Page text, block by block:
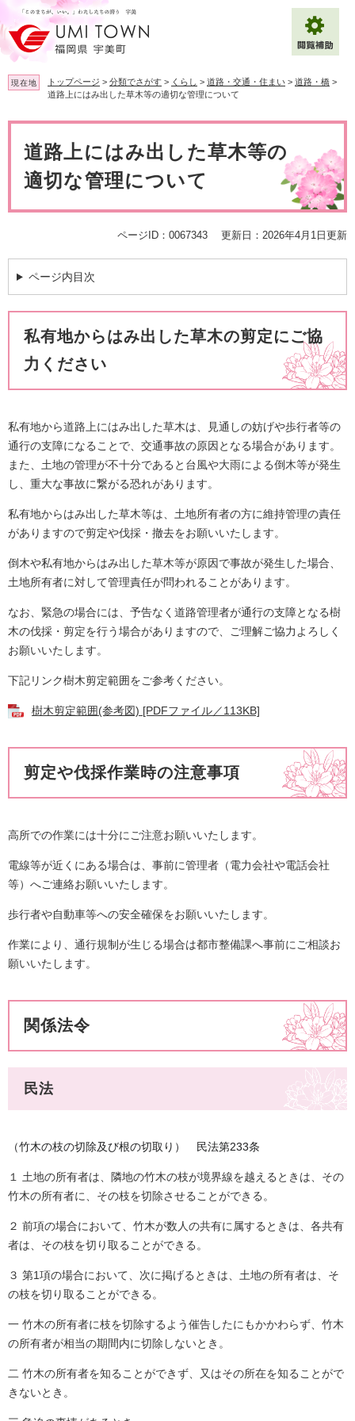
ー
ジ
の
先
頭
す
ニ
ュ
ー
を
飛
し
文字サイズ 標準 拡大
背景色変更 白 黒 青
Multilingual（English・中文・한글）
現在地 トップページ > 分類でさがす > くらし > 道路・交通・住まい > 道路・橋 >
道路上にはみ出した草木等の適切な管理について
道路上にはみ出した草木等の
適切な管理について
ページID：0067343 更新日：2026年4月1日更新
ページ内目次
私有地からはみ出した草木の剪定にご協
力ください
私有地から道路上にはみ出した草木は、見通しの妨げや歩行者等の
通行の支障になることで、交通事故の原因となる場合があります。
また、土地の管理が不十分であると台風や大雨による倒木等が発生
し、重大な事故に繋がる恐れがあります。
私有地からはみ出した草木等は、土地所有者の方に維持管理の責任
がありますので剪定や伐採・撤去をお願いいたします。
倒木や私有地からはみ出した草木等が原因で事故が発生した場合、
土地所有者に対して管理責任が問われることがあります。
なお、緊急の場合には、予告なく道路管理者が通行の支障となる樹
木の伐採・剪定を行う場合がありますので、ご理解ご協力よろしく
お願いいたします。
下記リンク樹木剪定範囲をご参考ください。
樹木剪定範囲(参考図) [PDFファイル／113KB]
剪定や伐採作業時の注意事項
高所での作業には十分にご注意お願いいたします。
電線等が近くにある場合は、事前に管理者（電力会社や電話会社
等）へご連絡お願いいたします。
歩行者や自動車等への安全確保をお願いいたします。
作業により、通行規制が生じる場合は都市整備課へ事前にご相談お
願いいたします。
関係法令
民法
（竹木の枝の切除及び根の切取り） 民法第233条
１ 土地の所有者は、隣地の竹木の枝が境界線を越えるときは、その
竹木の所有者に、その枝を切除させることができる。
２ 前項の場合において、竹木が数人の共有に属するときは、各共有
者は、その枝を切り取ることができる。
３ 第1項の場合において、次に掲げるときは、土地の所有者は、そ
の枝を切り取ることができる。
一 竹木の所有者に枝を切除するよう催告したにもかかわらず、竹木
の所有者が相当の期間内に切除しないとき。
二 竹木の所有者を知ることができず、又はその所在を知ることがで
きないとき。